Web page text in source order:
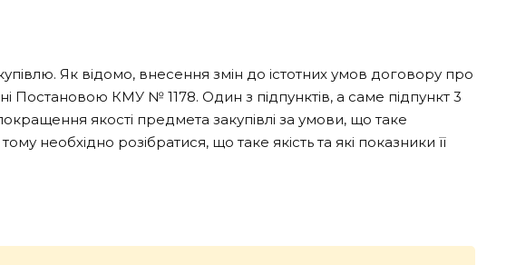
Як відомо, внесення змін до істотних умов договору про
Постановою КМУ № 1178. Один з підпунктів, а саме підпункт 3
якості предмета закупівлі за умови, що таке
необхідно розібратися, що таке якість та які показники її